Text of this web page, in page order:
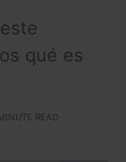
qué es
READ